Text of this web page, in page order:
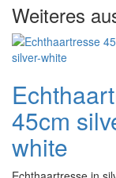
Weiteres
45cm
white